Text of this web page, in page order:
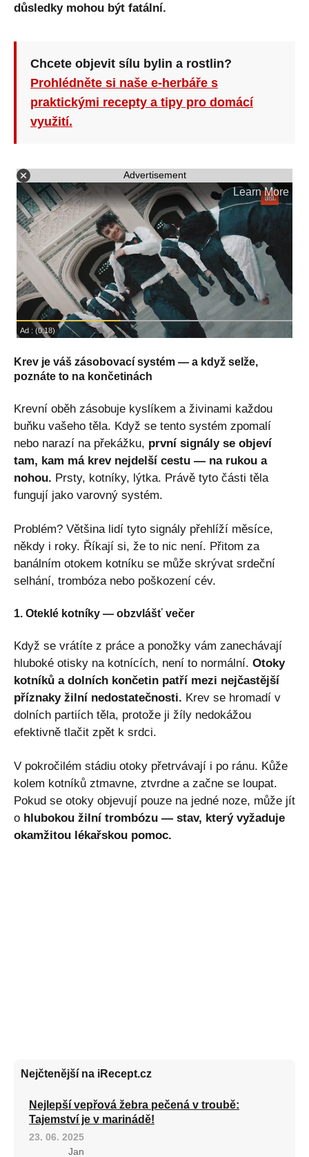
důsledky mohou být fatální.
Chcete objevit sílu bylin a rostlin?
Prohlédněte si naše e-herbáře s
praktickými recepty a tipy pro domácí
využití.
Advertisement
Krev je váš zásobovací systém — a když selže,
poznáte to na končetinách
Krevní oběh zásobuje kyslíkem a živinami každou
buňku vašeho těla. Když se tento systém zpomalí
nebo narazí na překážku, první signály se objeví
tam, kam má krev nejdelší cestu — na rukou a
nohou. Prsty, kotníky, lýtka. Právě tyto části těla
fungují jako varovný systém.
Problém? Většina lidí tyto signály přehlíží měsíce,
někdy i roky. Říkají si, že to nic není. Přitom za
banálním otokem kotníku se může skrývat srdeční
selhání, trombóza nebo poškození cév.
1. Oteklé kotníky — obzvlášť večer
Když se vrátíte z práce a ponožky vám zanechávají
hluboké otisky na kotnících, není to normální. Otoky
kotníků a dolních končetin patří mezi nejčastější
příznaky žilní nedostatečnosti. Krev se hromadí v
dolních partiích těla, protože ji žíly nedokážou
efektivně tlačit zpět k srdci.
V pokročilém stádiu otoky přetrvávají i po ránu. Kůže
kolem kotníků ztmavne, ztvrdne a začne se loupat.
Pokud se otoky objevují pouze na jedné noze, může jít
o hlubokou žilní trombózu — stav, který vyžaduje
okamžitou lékařskou pomoc.
Nejčtenější na iRecept.cz
Nejlepší vepřová žebra pečená v troubě:
Tajemství je v marinádě!
23. 06. 2025
Jan